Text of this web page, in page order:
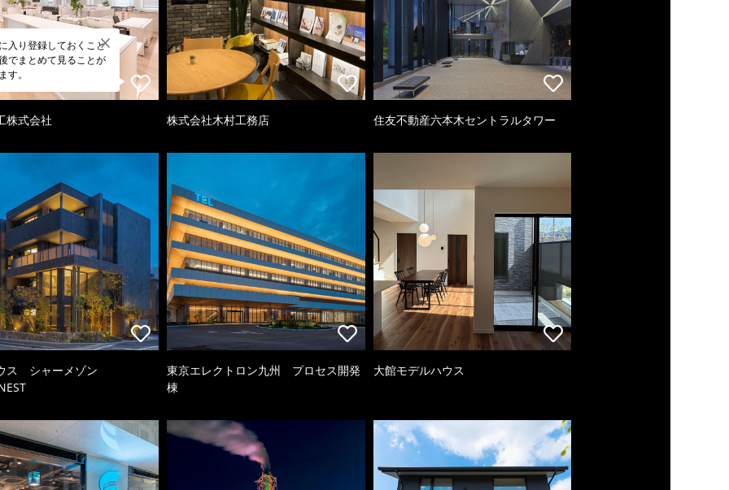
入り登録しておくこと
でまとめて見ることが
す。
株式会社 株式会社木村工務店 住友不動産六本木セントラルタワー
ス シャーメゾン
東京エレクトロン九州 プロセス開発
棟
大館モデルハウス